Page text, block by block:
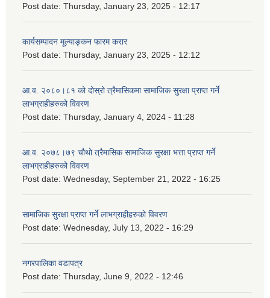
Post date: Thursday, January 23, 2025 - 12:17
कार्यसम्पादन मूल्याङ्कन फारम करार
Post date: Thursday, January 23, 2025 - 12:12
आ.व. २०८०।८१ को दोस्रो त्रैमासिकमा सामाजिक सुरक्षा प्राप्त गर्ने
लाभग्राहीहरुको विवरण
Post date: Thursday, January 4, 2024 - 11:28
आ.व. २०७८।७९ चौथो त्रैमासिक सामाजिक सुरक्षा भत्ता प्राप्त गर्ने
लाभग्राहीहरुको विवरण
Post date: Wednesday, September 21, 2022 - 16:25
सामाजिक सुरक्षा प्राप्त गर्ने लाभग्राहीहरुको विवरण
Post date: Wednesday, July 13, 2022 - 16:29
नगरपालिका वडापत्र
Post date: Thursday, June 9, 2022 - 12:46